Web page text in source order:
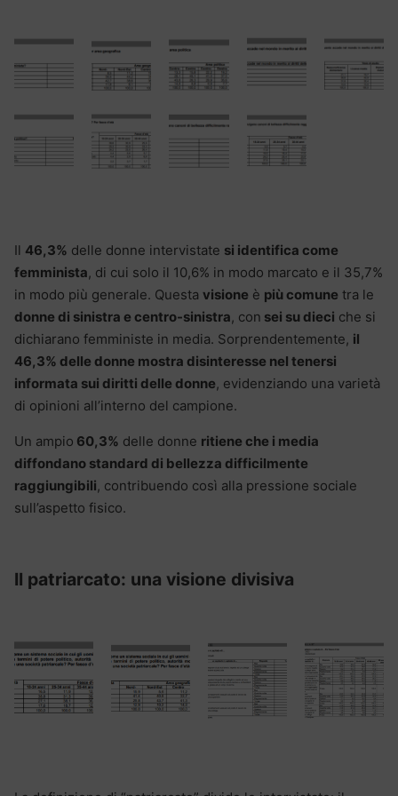
Il 46,3% delle donne intervistate si identifica come
femminista, di cui solo il 10,6% in modo marcato e il 35,7%
in modo più generale. Questa visione è più comune tra le
donne di sinistra e centro-sinistra, con sei su dieci che si
dichiarano femministe in media. Sorprendentemente, il
46,3% delle donne mostra disinteresse nel tenersi
informata sui diritti delle donne, evidenziando una varietà
di opinioni all’interno del campione.
Un ampio 60,3% delle donne ritiene che i media
diffondano standard di bellezza difficilmente
raggiungibili, contribuendo così alla pressione sociale
sull’aspetto fisico.
Il patriarcato: una visione divisiva